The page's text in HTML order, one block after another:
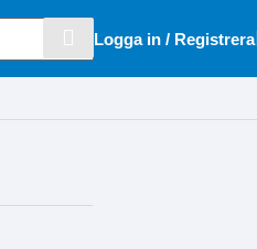
Logga in / Registrera